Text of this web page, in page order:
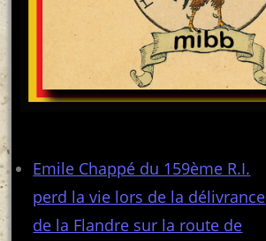
Emile Chappé du 159ème R.I.
perd la vie lors de la délivrance
de la Flandre sur la route de